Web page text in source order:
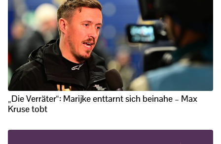
„Die Verräter“: Marijke enttarnt sich beinahe – Max
Kruse tobt